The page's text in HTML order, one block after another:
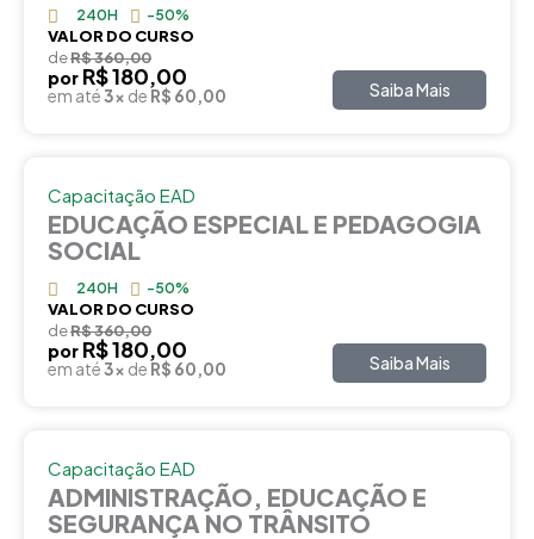
240H -50%
VALOR DO CURSO
deR$ 360,00
por R$ 180,00
em até3x de R$ 60,00 Saiba Mais
Capacitação EAD
EDUCAÇÃO ESPECIAL E PEDAGOGIA
SOCIAL
240H -50%
VALOR DO CURSO
deR$ 360,00
por R$ 180,00
em até3x de R$ 60,00 Saiba Mais
Capacitação EAD
ADMINISTRAÇÃO, EDUCAÇÃO E
SEGURANÇA NO TRÂNSITO